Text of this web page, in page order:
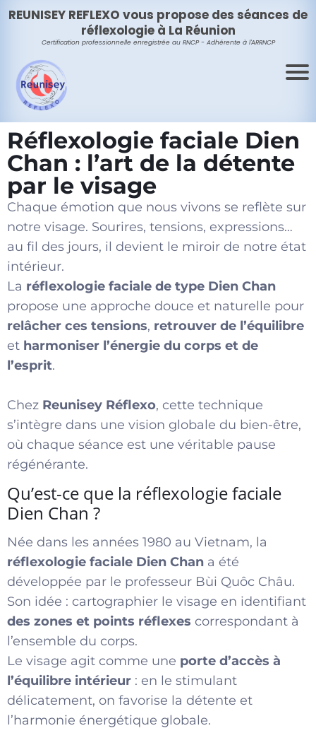
REUNISEY REFLEXO vous propose des séances de
réflexologie à La Réunion
Certification professionnelle enregistrée au RNCP - Adhérente à l'ARRNCP
Réflexologie faciale Dien
Chan : l’art de la détente
par le visage
Chaque émotion que nous vivons se reflète sur
notre visage. Sourires, tensions, expressions…
au fil des jours, il devient le miroir de notre état
intérieur.
La réflexologie faciale de type Dien Chan
propose une approche douce et naturelle pour
relâcher ces tensions, retrouver de l’équilibre
et harmoniser l’énergie du corps et de
l’esprit.
Chez Reunisey Réflexo, cette technique
s’intègre dans une vision globale du bien-être,
où chaque séance est une véritable pause
régénérante.
Qu’est-ce que la réflexologie faciale
Dien Chan ?
Née dans les années 1980 au Vietnam, la
réflexologie faciale Dien Chan a été
développée par le professeur Bùi Quôc Châu.
Son idée : cartographier le visage en identifiant
des zones et points réflexes correspondant à
l’ensemble du corps.
Le visage agit comme une porte d’accès à
l’équilibre intérieur : en le stimulant
délicatement, on favorise la détente et
l’harmonie énergétique globale.